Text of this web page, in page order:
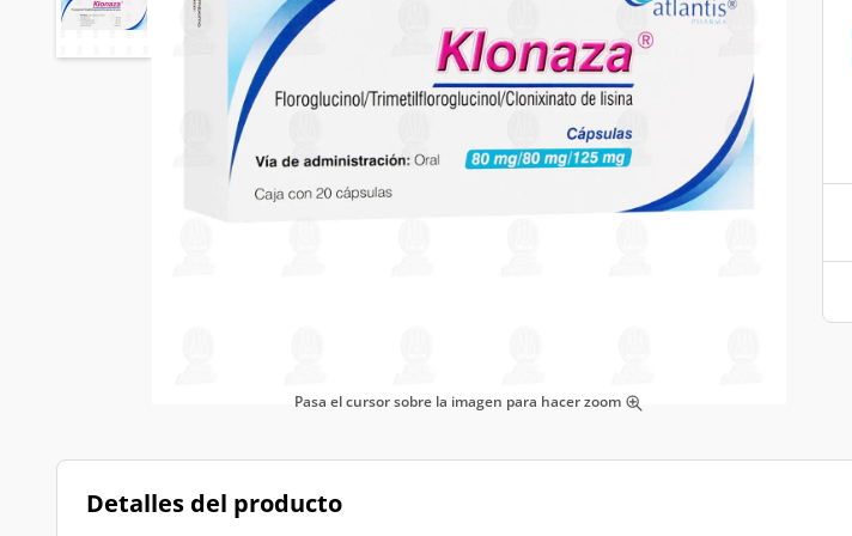
Pasa el cursor sobre la imagen para hacer zoom
Detalles del producto